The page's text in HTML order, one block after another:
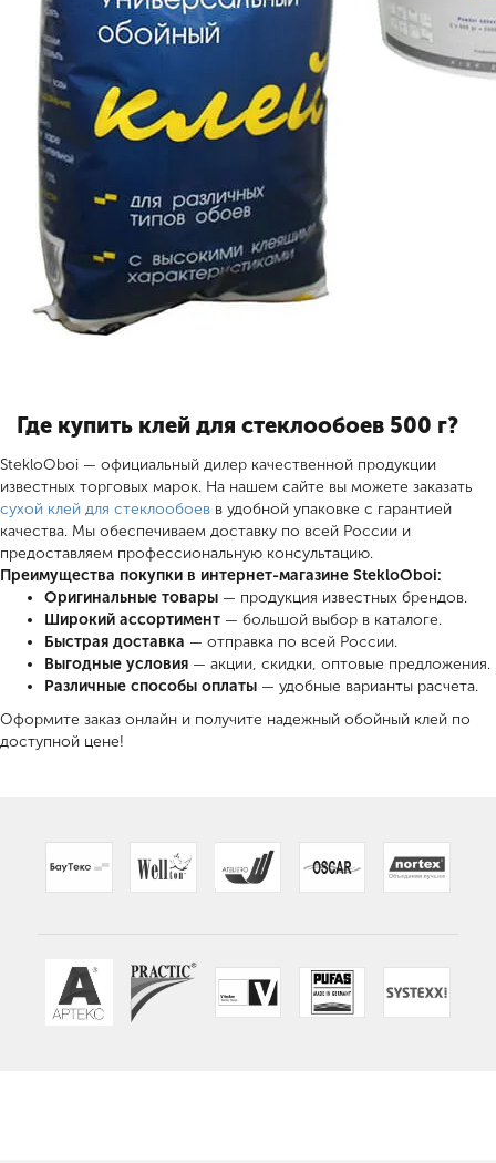
Где купить клей для стеклообоев 500 г?
StekloOboi — официальный дилер качественной продукции
известных торговых марок. На нашем сайте вы можете заказать
сухой клей для стеклообоев в удобной упаковке с гарантией
качества. Мы обеспечиваем доставку по всей России и
предоставляем профессиональную консультацию.
Преимущества покупки в интернет-магазине StekloOboi:
Оригинальные товары — продукция известных брендов.
Широкий ассортимент — большой выбор в каталоге.
Быстрая доставка — отправка по всей России.
Выгодные условия — акции, скидки, оптовые предложения.
Различные способы оплаты — удобные варианты расчета.
Оформите заказ онлайн и получите надежный обойный клей по
доступной цене!